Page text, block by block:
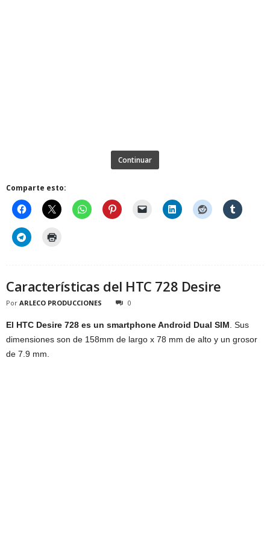
Continuar
Comparte esto:
Características del HTC 728 Desire
Por ARLECO PRODUCCIONES 0
El HTC Desire 728 es un smartphone Android Dual SIM. Sus
dimensiones son de 158mm de largo x 78 mm de alto y un grosor
de 7.9 mm.